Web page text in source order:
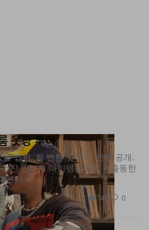
옷장 투어
법한 ‘될 뻔한 핏’까지 전부 공개.
진 빈티지 아이템들까지 총출동한
본다.
749 0